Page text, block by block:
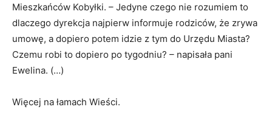
Mieszkańców Kobyłki. – Jedyne czego nie rozumiem to
dlaczego dyrekcja najpierw informuje rodziców, że zrywa
umowę, a dopiero potem idzie z tym do Urzędu Miasta?
Czemu robi to dopiero po tygodniu? – napisała pani
Ewelina. (…)
Więcej na łamach Wieści.